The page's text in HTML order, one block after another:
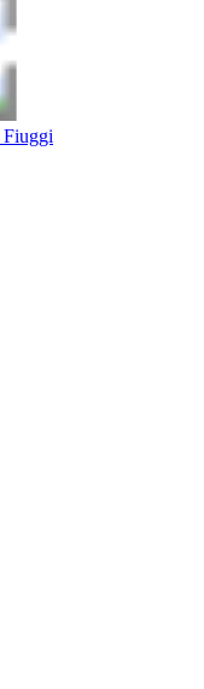
Fiuggi